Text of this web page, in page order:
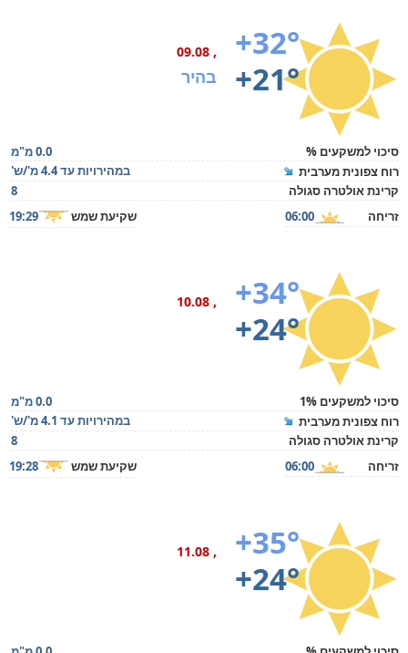
+32°
+21°
, 09.08
בהיר
סיכוי למשקעים %
0.0 מ"מ
רוח צפונית מערבית
במהירויות עד 4.4 מ'/ש'
קרינת אולטרה סגולה
8
זריחה
06:00 שקיעת שמש 19:29
+34°
+24°
, 10.08
סיכוי למשקעים 1%
0.0 מ"מ
רוח צפונית מערבית
במהירויות עד 4.1 מ'/ש'
קרינת אולטרה סגולה
8
זריחה
06:00 שקיעת שמש 19:28
+35°
+24°
, 11.08